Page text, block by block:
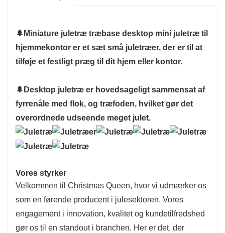
🌲Alsidig julepynt:Dette minitræ passer
problemfrit ind i enhver julepynt eller udendørs
isscene.
🌲 Miniature juletræ træbase desktop mini juletræ til
hjemmekontor er et sæt små juletræer, der er til at
tilføje et festligt præg til dit hjem eller kontor.
🌲 Desktop juletræ er hovedsageligt sammensat af
fyrrenåle med flok, og træfoden, hvilket gør det
overordnede udseende meget julet.
Vores styrker
Velkommen til Christmas Queen, hvor vi udmærker os
som en førende producent i julesektoren. Vores
engagement i innovation, kvalitet og kundetilfredshed
gør os til en standout i branchen. Her er det, der